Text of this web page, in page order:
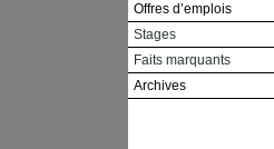
Offres d’emplois
Stages
Faits marquants
Archives